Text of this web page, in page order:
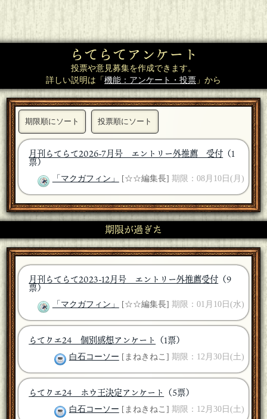
らてらてアンケート
投票や意見募集を作成できます。
詳しい説明は「機能：アンケート・投票 」から
期限順にソート 投票順にソート
月刊らてらて2026-7月号 エントリー外推薦 受付 （1
票）
「マクガフィン」 [☆☆編集長] 期限：08月10日(月)
期限が過ぎた
月刊らてらて2023-12月号 エントリー外推薦受付 （9
票）
「マクガフィン」 [☆☆編集長] 期限：01月10日(水)
らてクエ24 個別感想アンケート （1票）
白石コーソー [まねきねこ] 期限：12月30日(土)
らてクエ24 ホウ王決定アンケート （5票）
白石コーソー [まねきねこ] 期限：12月30日(土)